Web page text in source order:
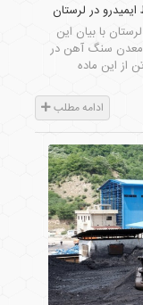
با بیان این
معدن سنگ‌ آهن در
و تاکنون بیش از ۱۰ هزار تن از این ماده
ادامه مطلب